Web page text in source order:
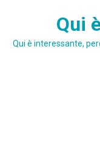
Qui
Qui è interessante,